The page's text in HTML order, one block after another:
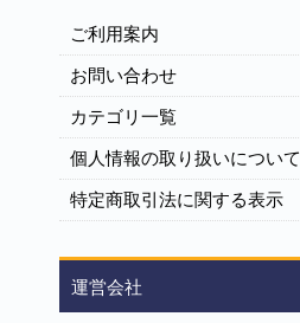
ご利用案内
お問い合わせ
カテゴリ一覧
個人情報の取り扱いについて
特定商取引法に関する表示
運営会社